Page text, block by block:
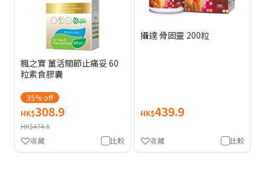
楓之寶 薑活關節止痛妥 60
粒素食膠囊
35% off
HK$308.9
HK$474.6
比較
收藏
攝達 骨固靈 200粒
HK$439.9
比較
收藏